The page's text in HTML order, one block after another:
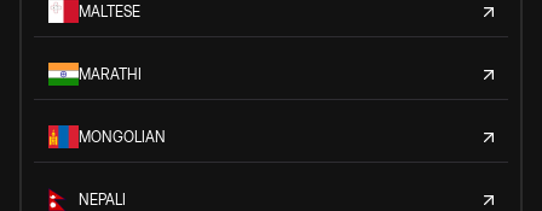
MALTESE
MARATHI
MONGOLIAN
NEPALI